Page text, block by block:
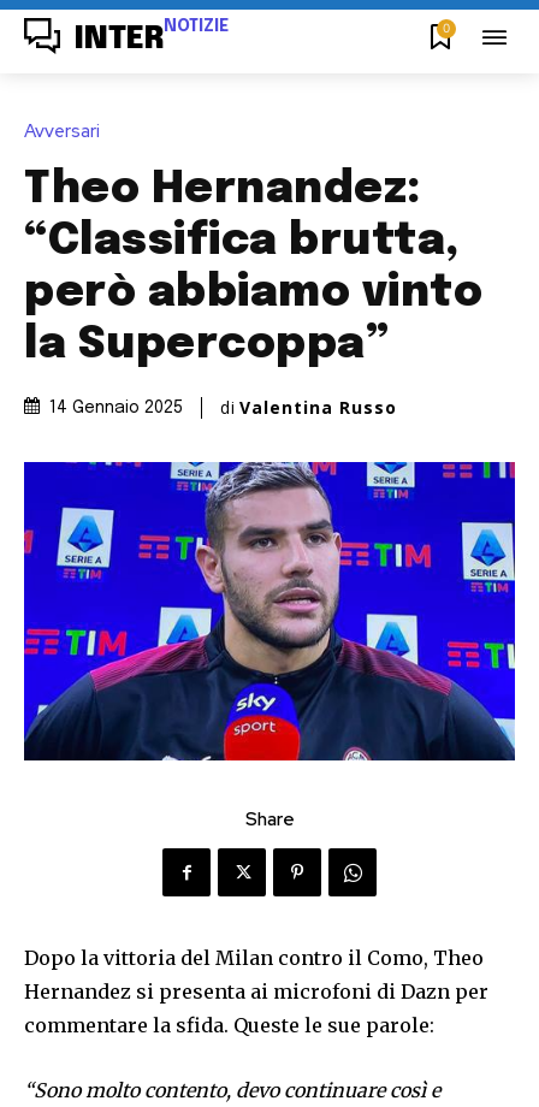
INTER NOTIZIE 0
Avversari
Theo Hernandez:
“Classifica brutta,
però abbiamo vinto
la Supercoppa”
14 Gennaio 2025 di Valentina Russo
Share
Dopo la vittoria del Milan contro il Como, Theo
Hernandez si presenta ai microfoni di Dazn per
commentare la sfida. Queste le sue parole:
“Sono molto contento, devo continuare così e